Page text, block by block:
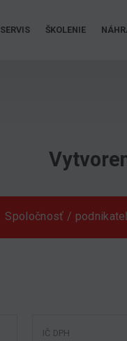
SERVIS ŠKOLENIE
Spoločnosť /
IČ DPH